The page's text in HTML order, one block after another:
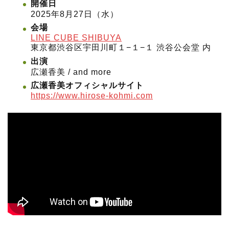
開催日
2025年8月27日（水）
会場
LINE CUBE SHIBUYA
東京都渋谷区宇田川町１−１−１ 渋谷公会堂 内
出演
広瀬香美 / and more
広瀬香美オフィシャルサイト
https://www.hirose-kohmi.com